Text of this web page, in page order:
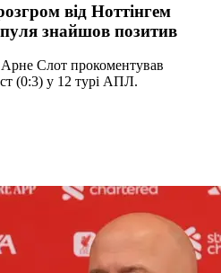
від Ноттінгем
знайшов позитив
Слот прокоментував
(0:3) у 12 турі АПЛ.